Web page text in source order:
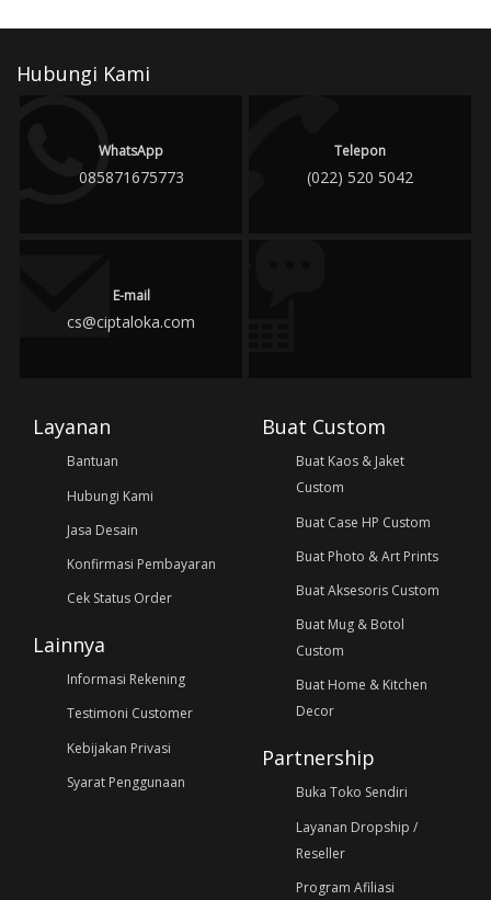
Hubungi Kami
WhatsApp
085871675773
Telepon
(022) 520 5042
E-mail
cs@ciptaloka.com
Layanan
Bantuan
Hubungi Kami
Jasa Desain
Konfirmasi Pembayaran
Cek Status Order
Lainnya
Informasi Rekening
Testimoni Customer
Kebijakan Privasi
Syarat Penggunaan
Buat Custom
Buat Kaos & Jaket
Custom
Buat Case HP Custom
Buat Photo & Art Prints
Buat Aksesoris Custom
Buat Mug & Botol
Custom
Buat Home & Kitchen
Decor
Partnership
Buka Toko Sendiri
Layanan Dropship /
Reseller
Program Afiliasi